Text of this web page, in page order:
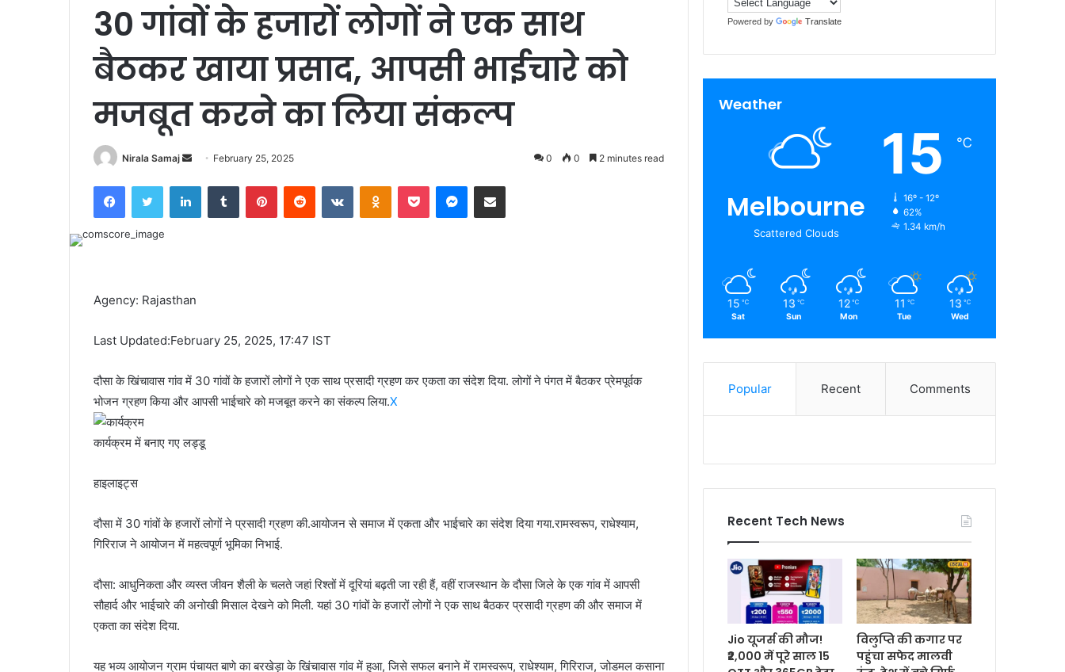
30 गांवों के हजारों लोगों ने एक साथ
बैठकर खाया प्रसाद, आपसी भाईचारे को
मजबूत करने का लिया संकल्प
Nirala Samaj
Send February 25, 2025 0 0 2 minutes read
FacebookTwitter LinkedInTumblr PinterestReddit VKontakteOdnoklassniki
Pocket Messenger
Share via Email
Agency: Rajasthan
Last Updated:February 25, 2025, 17:47 IST
दौसा के खिंचावास गांव में 30 गांवों के हजारों लोगों ने एक साथ प्रसादी ग्रहण कर एकता का संदेश दिया. लोगों ने पंगत में बैठकर प्रेमपूर्वक
भोजन ग्रहण किया और आपसी भाईचारे को मजबूत करने का संकल्प लिया.X
कार्यक्रम में बनाए गए लड्डू
हाइलाइट्स
दौसा में 30 गांवों के हजारों लोगों ने प्रसादी ग्रहण की.आयोजन से समाज में एकता और भाईचारे का संदेश दिया गया.रामस्वरूप, राधेश्याम,
गिरिराज ने आयोजन में महत्वपूर्ण भूमिका निभाई.
दौसा: आधुनिकता और व्यस्त जीवन शैली के चलते जहां रिश्तों में दूरियां बढ़ती जा रही हैं, वहीं राजस्थान के दौसा जिले के एक गांव में आपसी
सौहार्द और भाईचारे की अनोखी मिसाल देखने को मिली. यहां 30 गांवों के हजारों लोगों ने एक साथ बैठकर प्रसादी ग्रहण की और समाज में
एकता का संदेश दिया.
यह भव्य आयोजन ग्राम पंचायत बाणे का बरखेड़ा के खिंचावास गांव में हुआ, जिसे सफल बनाने में रामस्वरूप, राधेश्याम, गिरिराज, जोडमल कसाना
Powered by Translate
Weather
Melbourne
Scattered Clouds
15 ℃
16º - 12º
62%
1.34 km/h
15 ℃
Sat
13 ℃
Sun
12 ℃
Mon
11 ℃
Tue
13 ℃
Wed
Popular Recent Comments
Recent Tech News
Jio यूजर्स की मौज!
₹2,000 में पूरे साल 15
विलुप्ति की कगार पर
पहुंचा सफेद मालवी